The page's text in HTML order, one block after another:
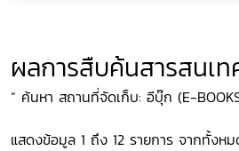
ผลการสืบค้นสารสนเ
“ ค้นหา สถานที่จัดเก็บ: อีบุ๊ก (E-
แสดงข้อมูล 1 ถึง 12 รายการ จากทั้งห